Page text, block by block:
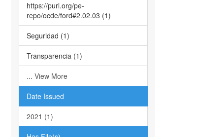
https://purl.org/pe-
repo/ocde/ford#2.02.03 (1)
Seguridad (1)
Transparencia (1)
... View More
Date Issued
2021 (1)